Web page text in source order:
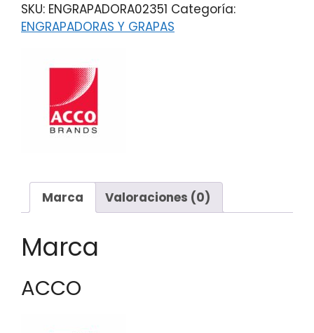
SKU: ENGRAPADORA02351 Categoría:
ENGRAPADORAS Y GRAPAS
Marca Valoraciones (0)
Marca
ACCO